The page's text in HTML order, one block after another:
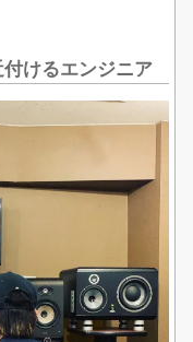
けるエンジニア